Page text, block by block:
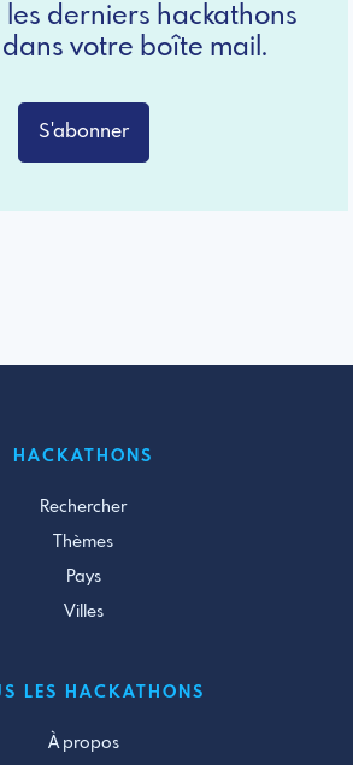
les derniers hackathons
votre boîte mail.
S'abonner
HACKATHONS
Rechercher
Thèmes
Pays
Villes
LES HACKATHONS
À propos